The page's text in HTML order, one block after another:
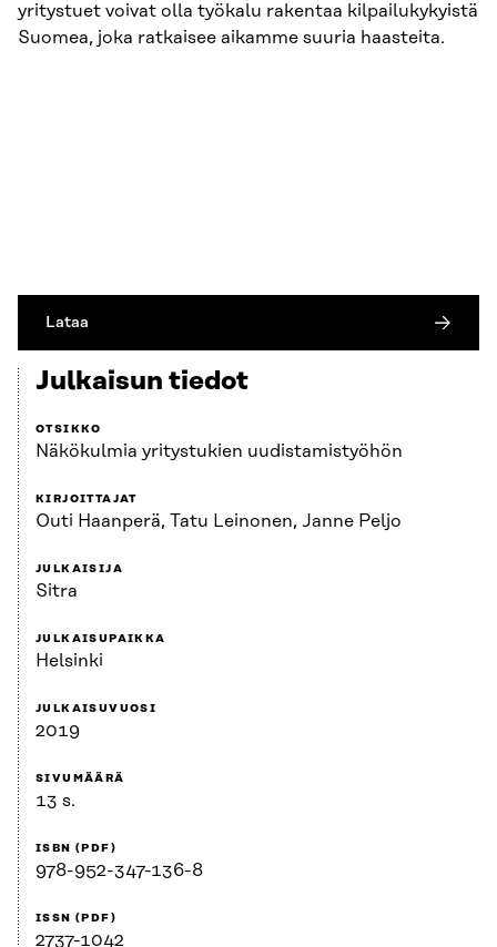
yritystuet voivat olla työkalu rakentaa kilpailukykyistä
Suomea, joka ratkaisee aikamme suuria haasteita.
Lataa
Julkaisun tiedot
OTSIKKO
Näkökulmia yritystukien uudistamistyöhön
KIRJOITTAJAT
Outi Haanperä, Tatu Leinonen, Janne Peljo
JULKAISIJA
Sitra
JULKAISUPAIKKA
Helsinki
JULKAISUVUOSI
2019
SIVUMÄÄRÄ
13 s.
ISBN (PDF)
978-952-347-136-8
ISSN (PDF)
2737-1042